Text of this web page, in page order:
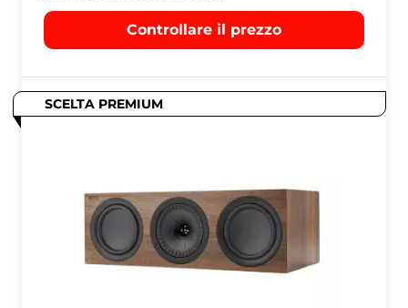
Controllare il prezzo
SCELTA PREMIUM